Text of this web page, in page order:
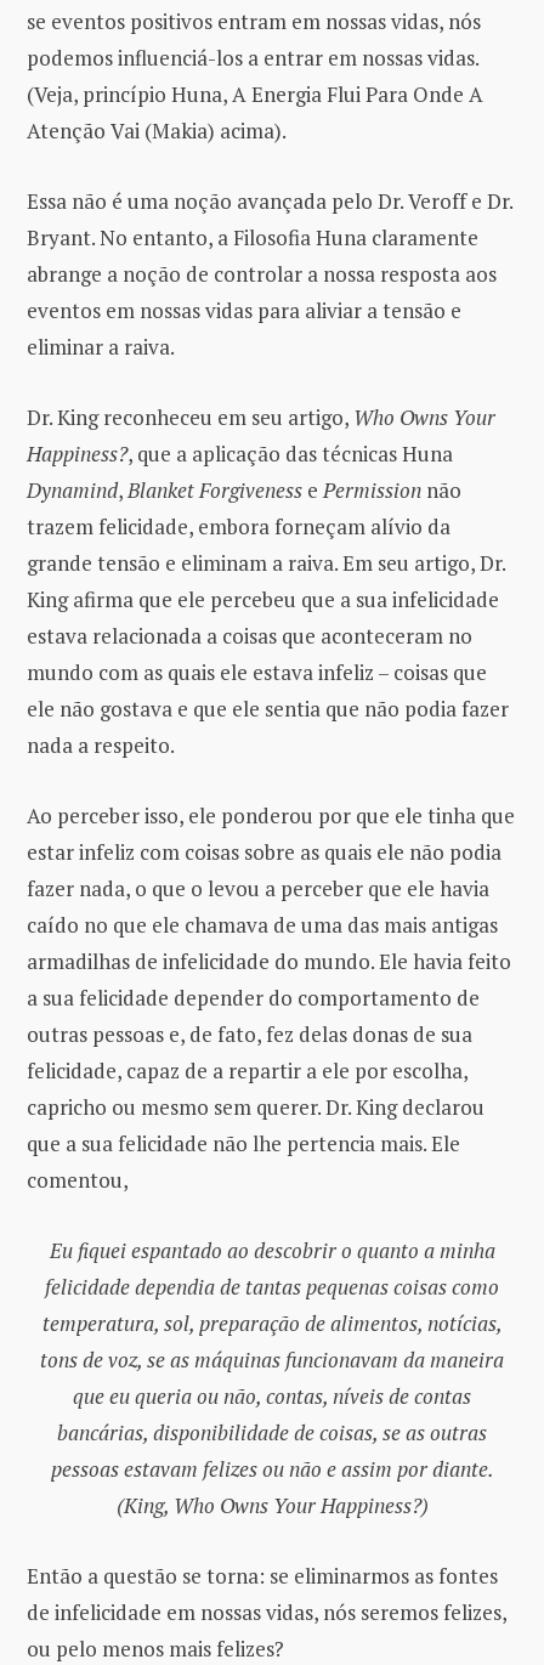
se eventos positivos entram em nossas vidas, nós
podemos influenciá-los a entrar em nossas vidas.
(Veja, princípio Huna, A Energia Flui Para Onde A
Atenção Vai (Makia) acima).
Essa não é uma noção avançada pelo Dr. Veroff e Dr.
Bryant. No entanto, a Filosofia Huna claramente
abrange a noção de controlar a nossa resposta aos
eventos em nossas vidas para aliviar a tensão e
eliminar a raiva.
Dr. King reconheceu em seu artigo, Who Owns Your
Happiness?, que a aplicação das técnicas Huna
Dynamind, Blanket Forgiveness e Permission não
trazem felicidade, embora forneçam alívio da
grande tensão e eliminam a raiva. Em seu artigo, Dr.
King afirma que ele percebeu que a sua infelicidade
estava relacionada a coisas que aconteceram no
mundo com as quais ele estava infeliz – coisas que
ele não gostava e que ele sentia que não podia fazer
nada a respeito.
Ao perceber isso, ele ponderou por que ele tinha que
estar infeliz com coisas sobre as quais ele não podia
fazer nada, o que o levou a perceber que ele havia
caído no que ele chamava de uma das mais antigas
armadilhas de infelicidade do mundo. Ele havia feito
a sua felicidade depender do comportamento de
outras pessoas e, de fato, fez delas donas de sua
felicidade, capaz de a repartir a ele por escolha,
capricho ou mesmo sem querer. Dr. King declarou
que a sua felicidade não lhe pertencia mais. Ele
comentou,
Eu fiquei espantado ao descobrir o quanto a minha
felicidade dependia de tantas pequenas coisas como
temperatura, sol, preparação de alimentos, notícias,
tons de voz, se as máquinas funcionavam da maneira
que eu queria ou não, contas, níveis de contas
bancárias, disponibilidade de coisas, se as outras
pessoas estavam felizes ou não e assim por diante.
(King, Who Owns Your Happiness?)
Então a questão se torna: se eliminarmos as fontes
de infelicidade em nossas vidas, nós seremos felizes,
ou pelo menos mais felizes?